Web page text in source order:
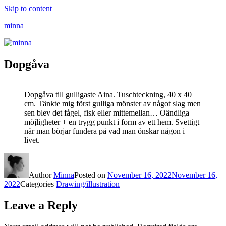
Skip to content
minna
Dopgåva
Dopgåva till gulligaste Aina. Tuschteckning, 40 x 40
cm. Tänkte mig först gulliga mönster av något slag men
sen blev det fågel, fisk eller mittemellan… Oändliga
möjligheter + en trygg punkt i form av ett hem. Svettigt
när man börjar fundera på vad man önskar någon i
livet.
AuthorMinnaPosted on November 16, 2022November 16,
2022Categories Drawing/illustration
Leave a Reply